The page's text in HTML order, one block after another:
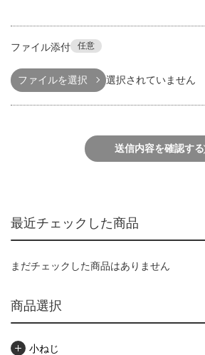
ファイル添付 任意
ファイルを選択 選択されていません
送信内容を確認する
最近チェックした商品
まだチェックした商品はありません
商品選択
小ねじ